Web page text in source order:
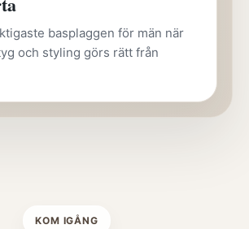
basplaggen för män när
och styling görs rätt från
KOM IGÅNG